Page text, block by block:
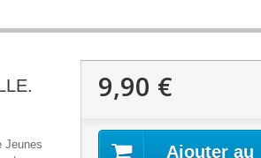
Jeunes
9,90 €
Ajouter au